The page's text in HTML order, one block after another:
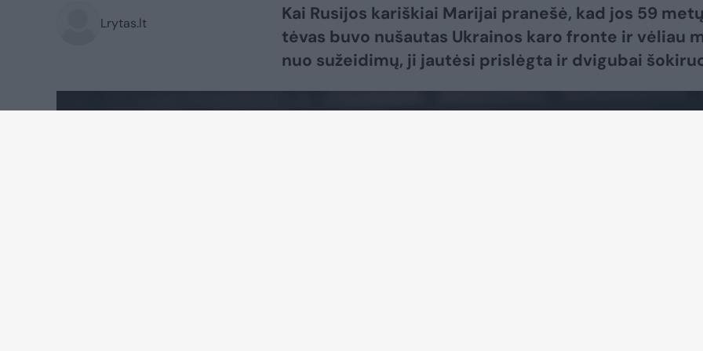
Lrytas.lt
Kai Rusijos kariškiai Marijai pranešė, kad jos 59 metų
tėvas buvo nušautas Ukrainos karo fronte ir vėliau
nuo sužeidimų, ji jautėsi prislėgta ir dvigubai